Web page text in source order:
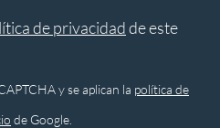
de privacidadde este
y se aplican la política de
de Google.